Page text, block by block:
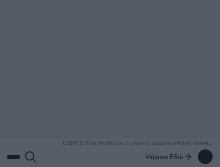
DEBATE: Πότε θα θέλατε να γίνουν οι επόμενες εθνικές εκλογές;
Ψήφισε Εδώ